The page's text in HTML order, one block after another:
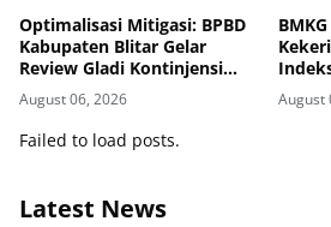
Optimalisasi Mitigasi: BPBD
Kabupaten Blitar Gelar
Review Gladi Kontinjensi
Erupsi Gunung Kelud
August 06, 2026 August
Failed to load posts.
Latest News